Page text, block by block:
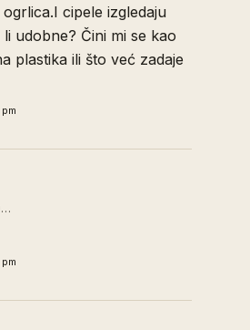
cipele izgledaju
udobne? Čini mi se kao
plastika ili što već zadaje